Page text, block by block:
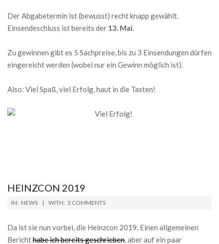
Der Abgabetermin ist (bewusst) recht knapp gewählt.
Einsendeschluss ist bereits der 13. Mai.
Zu gewinnen gibt es 5 Sachpreise, bis zu 3 Einsendungen dürfen
eingereicht werden (wobei nur ein Gewinn möglich ist).
Also: Viel Spaß, viel Erfolg, haut in die Tasten!
HEINZCON 2019
2019-
12
IN: NEWS WITH: 3 COMMENTS
Da ist sie nun vorbei, die Heinzcon 2019. Einen allgemeinen
Berichthabe ich bereits geschrieben, aber auf ein paar